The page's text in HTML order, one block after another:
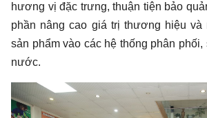
hương vị đặc trưng, thuận tiện bảo
phần nâng cao giá trị thương hiệu
sản phẩm vào các hệ thống phân
nước.